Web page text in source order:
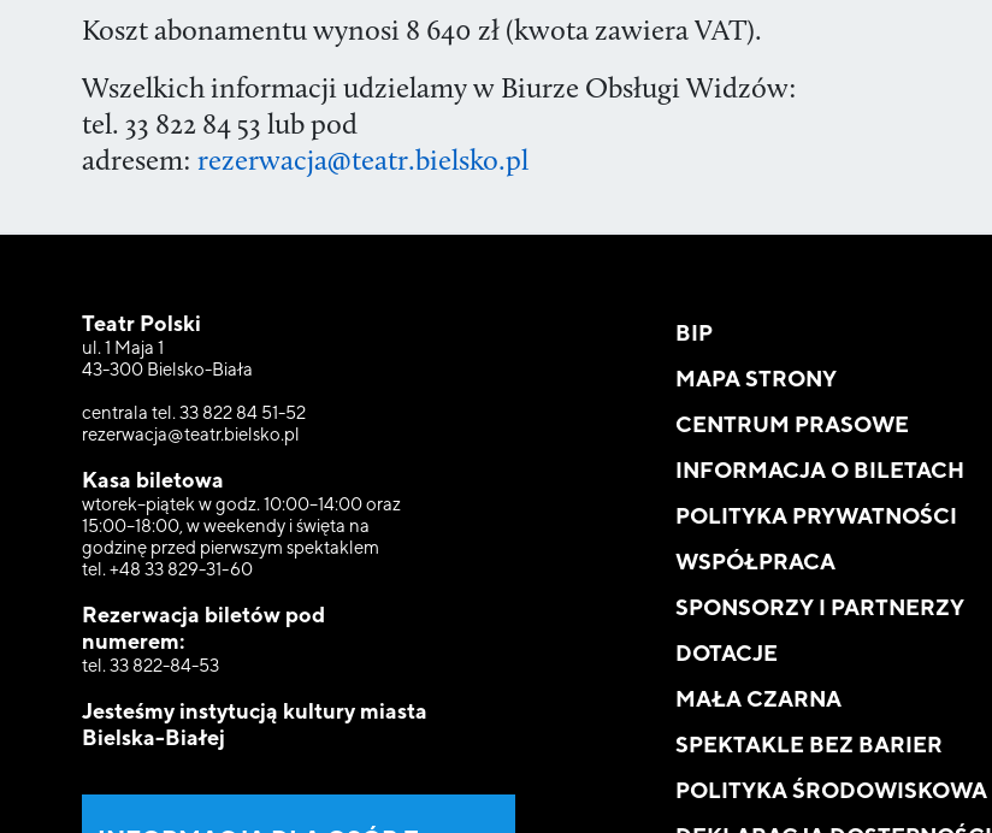
Koszt abonamentu wynosi 8 640 zł (kwota zawiera VAT).
Wszelkich informacji udzielamy w Biurze Obsługi Widzów:
tel. 33 822 84 53 lub pod
adresem: rezerwacja@teatr.bielsko.pl
Teatr Polski
ul. 1 Maja 1
43-300 Bielsko-Biała
centrala tel. 33 822 84 51-52
rezerwacja@teatr.bielsko.pl
Kasa biletowa
wtorek–piątek w godz. 10:00–14:00 oraz
15:00–18:00, w weekendy i święta na
godzinę przed pierwszym spektaklem
tel. +48 33 829-31-60
Rezerwacja biletów pod
numerem:
tel. 33 822-84-53
Jesteśmy instytucją kultury miasta
Bielska-Białej
BIP
MAPA STRONY
CENTRUM PRASOWE
INFORMACJA O BILETACH
POLITYKA PRYWATNOŚCI
WSPÓŁPRACA
SPONSORZY I PARTNERZY
DOTACJE
MAŁA CZARNA
SPEKTAKLE BEZ BARIER
POLITYKA ŚRODOWISKOWA